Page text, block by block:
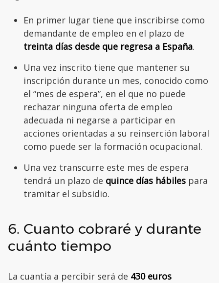
En primer lugar tiene que inscribirse como
demandante de empleo en el plazo de
treinta días desde que regresa a España.
Una vez inscrito tiene que mantener su
inscripción durante un mes, conocido como
el “mes de espera”, en el que no puede
rechazar ninguna oferta de empleo
adecuada ni negarse a participar en
acciones orientadas a su reinserción laboral
como puede ser la formación ocupacional.
Una vez transcurre este mes de espera
tendrá un plazo de quince días hábiles para
tramitar el subsidio.
6. Cuanto cobraré y durante
cuánto tiempo
La cuantía a percibir será de 430 euros